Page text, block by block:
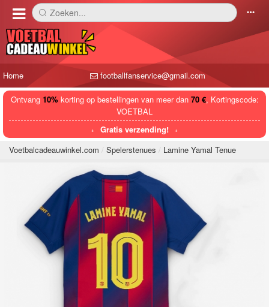
󰅼 Zoeken... 󰄒
Home footballfanservice@gmail.com
Ontvang 10%korting op bestellingen van meer dan 70 €, Kortingscode:
VOETBAL
Gratis verzending!
Voetbalcadeauwinkel.com
Spelerstenues Lamine Yamal Tenue